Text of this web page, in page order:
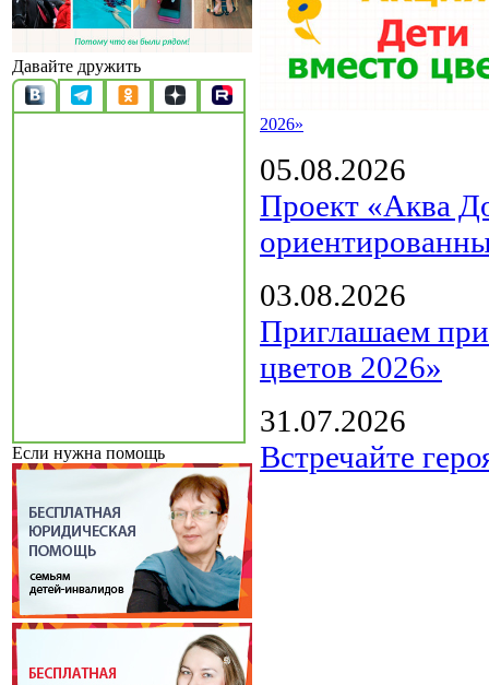
Давайте дружить
Если нужна помощь
2026»
05.08.2026
Проект «Аква
03.08.2026
Приглашаем
цветов 2026»
31.07.2026
Встречайте